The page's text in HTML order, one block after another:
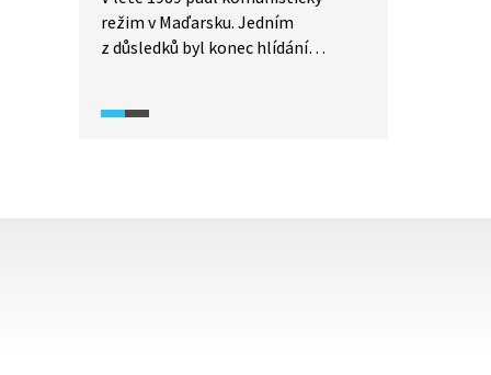
režim v Maďarsku. Jedním
z důsledků byl konec hlídání
demokratické republiky k cestě